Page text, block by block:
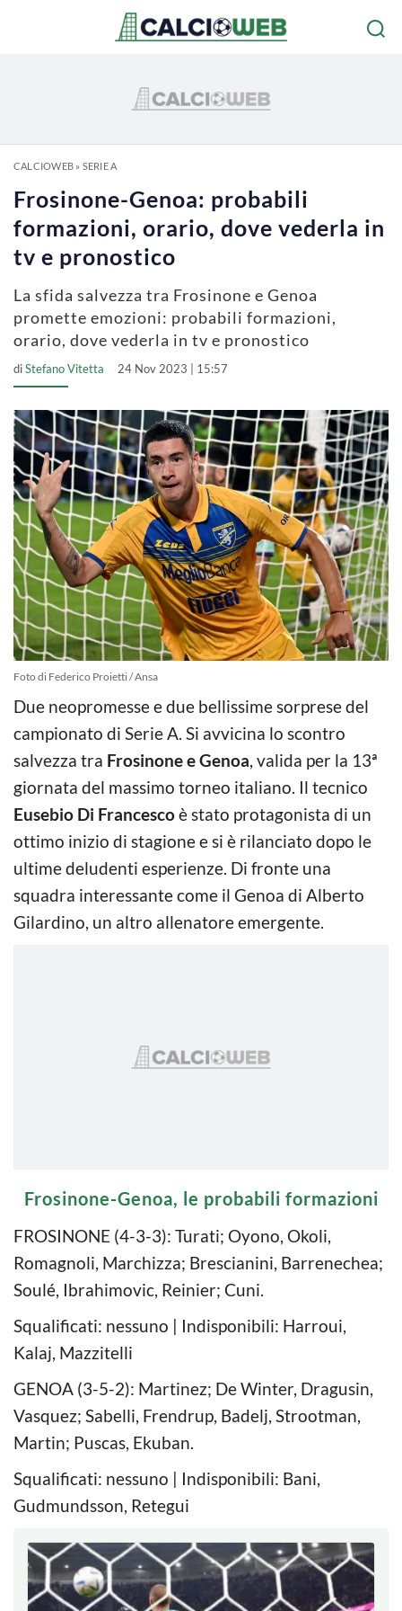
CALCIOWEB» SERIE A
Frosinone-Genoa: probabili
formazioni, orario, dove vederla in
tv e pronostico
La sfida salvezza tra Frosinone e Genoa
promette emozioni: probabili formazioni,
orario, dove vederla in tv e pronostico
diStefano Vitetta 24 Nov 2023 | 15:57
Foto di Federico Proietti / Ansa
Due neopromesse e due bellissime sorprese del
campionato di Serie A. Si avvicina lo scontro
salvezza tra Frosinone e Genoa, valida per la 13ª
giornata del massimo torneo italiano. Il tecnico
Eusebio Di Francescoè stato protagonista di un
ottimo inizio di stagione e si è rilanciato dopo le
ultime deludenti esperienze. Di fronte una
squadra interessante come il Genoa di Alberto
Gilardino, un altro allenatore emergente.
Frosinone-Genoa, le probabili formazioni
FROSINONE (4-3-3): Turati; Oyono, Okoli,
Romagnoli, Marchizza; Brescianini, Barrenechea;
Soulé, Ibrahimovic, Reinier; Cuni.
Squalificati: nessuno | Indisponibili: Harroui,
Kalaj, Mazzitelli
GENOA (3-5-2): Martinez; De Winter, Dragusin,
Vasquez; Sabelli, Frendrup, Badelj, Strootman,
Martin; Puscas, Ekuban.
Squalificati: nessuno | Indisponibili: Bani,
Gudmundsson, Retegui